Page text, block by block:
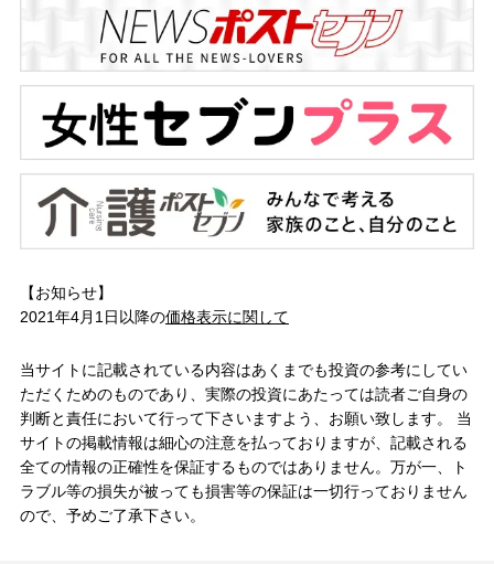
【お知らせ】
2021年4月1日以降の価格表示に関して
当サイトに記載されている内容はあくまでも投資の参考にしてい
ただくためのものであり、実際の投資にあたっては読者ご自身の
判断と責任において行って下さいますよう、お願い致します。 当
サイトの掲載情報は細心の注意を払っておりますが、記載される
全ての情報の正確性を保証するものではありません。万が一、ト
ラブル等の損失が被っても損害等の保証は一切行っておりません
ので、予めご了承下さい。